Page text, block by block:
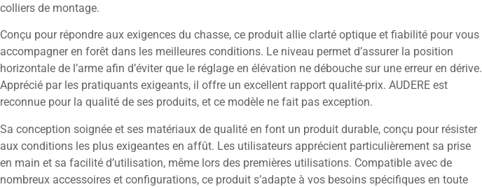
colliers de montage.
Conçu pour répondre aux exigences du chasse, ce produit allie clarté optique et fiabilité pour vous
accompagner en forêt dans les meilleures conditions. Le niveau permet d’assurer la position
horizontale de l’arme afin d’éviter que le réglage en élévation ne débouche sur une erreur en dérive.
Apprécié par les pratiquants exigeants, il offre un excellent rapport qualité-prix. AUDERE est
reconnue pour la qualité de ses produits, et ce modèle ne fait pas exception.
Sa conception soignée et ses matériaux de qualité en font un produit durable, conçu pour résister
aux conditions les plus exigeantes en affût. Les utilisateurs apprécient particulièrement sa prise
en main et sa facilité d’utilisation, même lors des premières utilisations. Compatible avec de
nombreux accessoires et configurations, ce produit s’adapte à vos besoins spécifiques en toute